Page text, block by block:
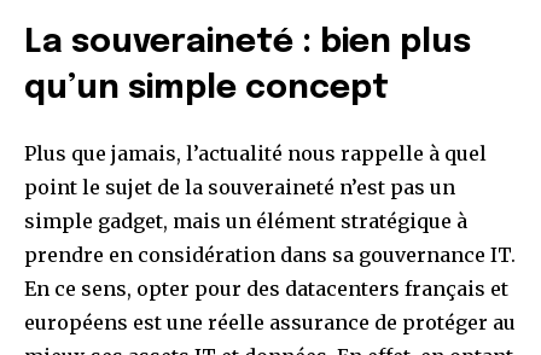
La souveraineté : bien plus
qu’un simple concept
Plus que jamais, l’actualité nous rappelle à quel
point le sujet de la souveraineté n’est pas un
simple gadget, mais un élément stratégique à
prendre en considération dans sa gouvernance IT.
En ce sens, opter pour des datacenters français et
européens est une réelle assurance de protéger au